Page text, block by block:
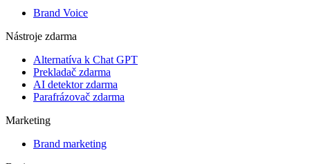
Brand Voice
Nástroje zdarma
Alternatíva k Chat GPT
Prekladač zdarma
AI detektor zdarma
Parafrázovač zdarma
Marketing
Brand marketing